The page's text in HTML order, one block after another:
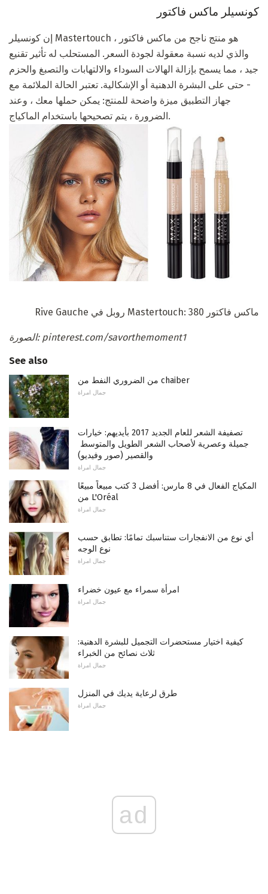
كونسيلر ماكس فاكتور
إن كونسيلر Mastertouch هو منتج ناجح من ماكس فاكتور ،
والذي لديه نسبة معقولة لجودة السعر. المستحلب له تأثير تقنيع
جيد ، مما يسمح بإزالة الهالات السوداء والالتهابات والتصبغ والحزم
- حتى على البشرة الدهنية أو الإشكالية. تعتبر الحالة الملائمة مع
جهاز التطبيق ميزة واضحة للمنتج: يمكن حملها معك ، وعند
الضرورة ، يتم تصحيحها باستخدام الماكياج.
ماكس فاكتور Mastertouch: 380 روبل في Rive Gauche
الصورة: pinterest.com/savorthemoment1
See also
من الضروري النفط من chaiber
جمال امراة
تصفيفة الشعر للعام الجديد 2017 بأيديهم: خيارات
جميلة وعصرية لأصحاب الشعر الطويل والمتوسط ​​
والقصير (صور وفيديو)
جمال امراة
المكياج الفعال في 8 مارس: أفضل 3 كتب مبيعاً مبيعًا
من L'Oréal
جمال امراة
أي نوع من الانفجارات ستناسبك تمامًا: تطابق حسب
نوع الوجه
جمال امراة
امرأة سمراء مع عيون خضراء
جمال امراة
كيفية اختيار مستحضرات التجميل للبشرة الدهنية:
ثلاث نصائح من الخبراء
جمال امراة
طرق لرعاية يديك في المنزل
جمال امراة
ad